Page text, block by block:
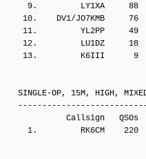
9.         LY1XA     88
10.    DV1/JO7KMB     76
11.         YL2PP     49
12.         LU1DZ     18
13.         K6III      9
SINGLE-OP, 15M, HIGH,
Callsign   QSOs  Points
1.         RK6CM    220